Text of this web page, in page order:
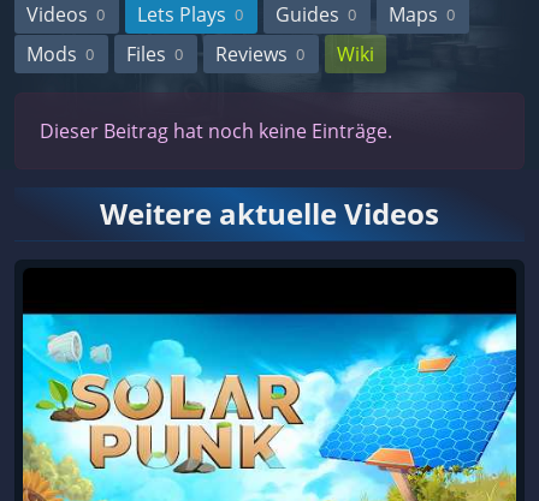
Videos 0 Lets Plays 0 Guides 0 Maps 0
Mods 0 Files 0 Reviews 0 Wiki
Dieser Beitrag hat noch keine Einträge.
Weitere aktuelle Videos